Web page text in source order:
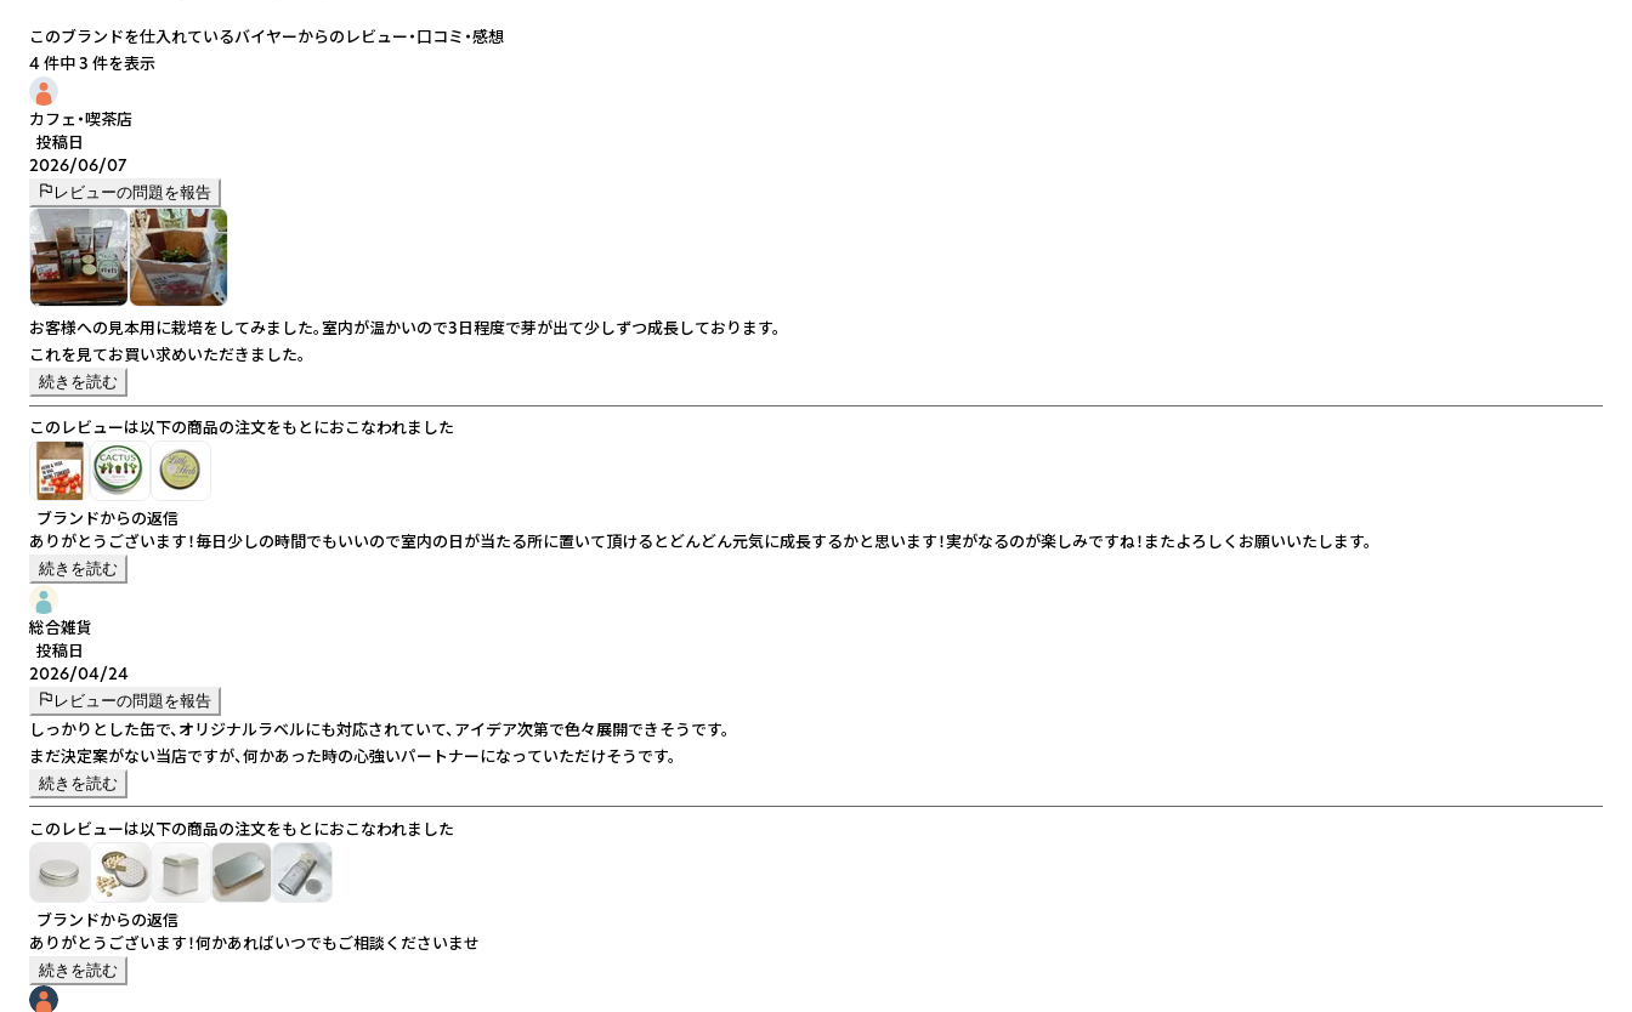
このブランドを仕入れているバイヤーからのレビュー・口コミ・感想
4 件中 3 件を表示
カフェ・喫茶店
投稿日
2026/06/07
レビューの問題を報告
お客様への見本用に栽培をしてみました。室内が温かいので3日程度で芽が出て少しずつ成長しております。
これを見てお買い求めいただきました。
続きを読む
このレビューは以下の商品の注文をもとにおこなわれました
ブランドからの返信
ありがとうございます！毎日少しの時間でもいいので室内の日が当たる所に置いて頂けるとどんどん元気に成長するかと思います！実がなるのが楽しみですね！またよろしくお願いいたします。
続きを読む
総合雑貨
投稿日
2026/04/24
レビューの問題を報告
しっかりとした缶で、オリジナルラベルにも対応されていて、アイデア次第で色々展開できそうです。
まだ決定案がない当店ですが、何かあった時の心強いパートナーになっていただけそうです。
続きを読む
このレビューは以下の商品の注文をもとにおこなわれました
ブランドからの返信
ありがとうございます！何かあればいつでもご相談くださいませ
続きを読む